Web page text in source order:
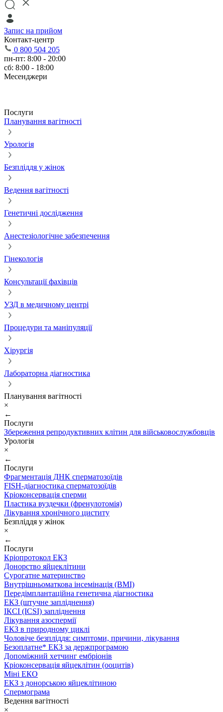
Запис на прийом
Контакт-центр
0 800 504 205
пн-пт: 8:00 - 20:00
сб: 8:00 - 18:00
Месенджери
Послуги
Планування вагітності
Урологія
Безпліддя у жінок
Ведення вагітності
Генетичні дослідження
Анестезіологічне забезпечення
Гінекологія
Консультації фахівців
УЗД в медичному центрі
Процедури та маніпуляції
Хірургія
Лабораторна діагностика
Планування вагітності
×
←
Послуги
Збереження репродуктивних клітин для військовослужбовців
Урологія
×
←
Послуги
Фрагментація ДНК сперматозоїдів
FISH-діагностика сперматозоїдів
Кріоконсервація сперми
Пластика вуздечки (френулотомія)
Лікування хронічного циститу
Безпліддя у жінок
×
←
Послуги
Кріопротокол ЕКЗ
Донорство яйцеклітини
Сурогатне материнство
Внутрішньоматкова інсемінація (ВМІ)
Передімплантаційна генетична діагностика
ЕКЗ (штучне запліднення)
ІКСІ (ICSI) запліднення
Лікування азоспермії
ЕКЗ в природному циклі
Чоловіче безпліддя: симптоми, причини, лікування
Безоплатне* ЕКЗ за держпрограмою
Допоміжний хетчинг ембріонів
Кріоконсервація яйцеклітин (ооцитів)
Міні ЕКО
ЕКЗ з донорською яйцеклітиною
Спермограма
Ведення вагітності
×